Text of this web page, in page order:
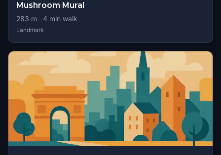
Mushroom Mural
283 m · 4 min walk
Landmark